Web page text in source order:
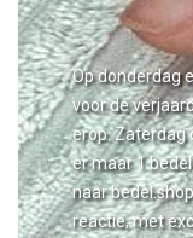
Op donderdag
voor de
erop. Zaterdag
er maar 1
naar
reactie, met